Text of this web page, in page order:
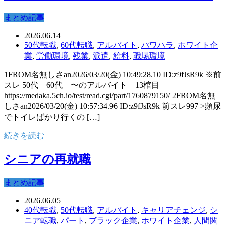
まとめ記事
2026.06.14
50代転職, 60代転職, アルバイト , パワハラ, ホワイト企
業, 労働環境, 残業, 派遣, 給料, 職場環境
1FROM名無しさan2026/03/20(金) 10:49:28.10 ID:z9fJsR9k ※前
スレ 50代 60代 〜のアルバイト 13棺目
https://medaka.5ch.io/test/read.cgi/part/1760879150/ 2FROM名無
しさan2026/03/20(金) 10:57:34.96 ID:z9fJsR9k 前スレ997 >頻尿
でトイレばかり行くの […]
続きを読む
シニアの再就職
まとめ記事
2026.06.05
40代転職, 50代転職, アルバイト , キャリアチェンジ, シ
ニア転職, パート , ブラック企業, ホワイト企業, 人間関